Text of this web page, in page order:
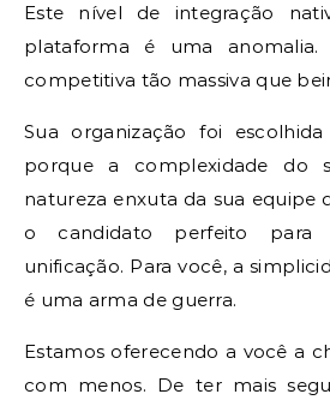
Este nível de integração
plataforma é uma
competitiva tão massiva que
Sua organização foi
porque a complexidade do
natureza enxuta da sua equipe
o candidato perfeito para
unificação. Para você, a
é uma arma de guerra.
Estamos oferecendo a você a
com menos. De ter mais